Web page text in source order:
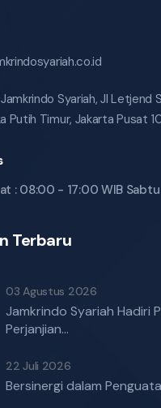
Syariah, Jl Letjend
Putih Timur, Jakarta Pusat
: 08:00 - 17:00 WIB
Terbaru
03 Agustus 2026
Jamkrindo Syariah Hadiri
Perjanjian...
22 Juli 2026
Bersinergi dalam